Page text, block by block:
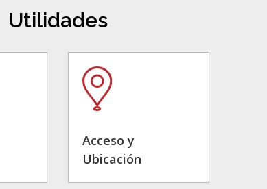
Utilidades
Acceso y
Ubicación